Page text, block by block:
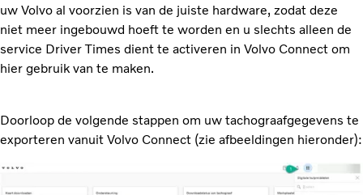
uw Volvo al voorzien is van de juiste hardware, zodat deze
niet meer ingebouwd hoeft te worden en u slechts alleen de
service Driver Times dient te activeren in Volvo Connect om
hier gebruik van te maken.
Doorloop de volgende stappen om uw tachograafgegevens te
exporteren vanuit Volvo Connect (zie afbeeldingen hieronder):